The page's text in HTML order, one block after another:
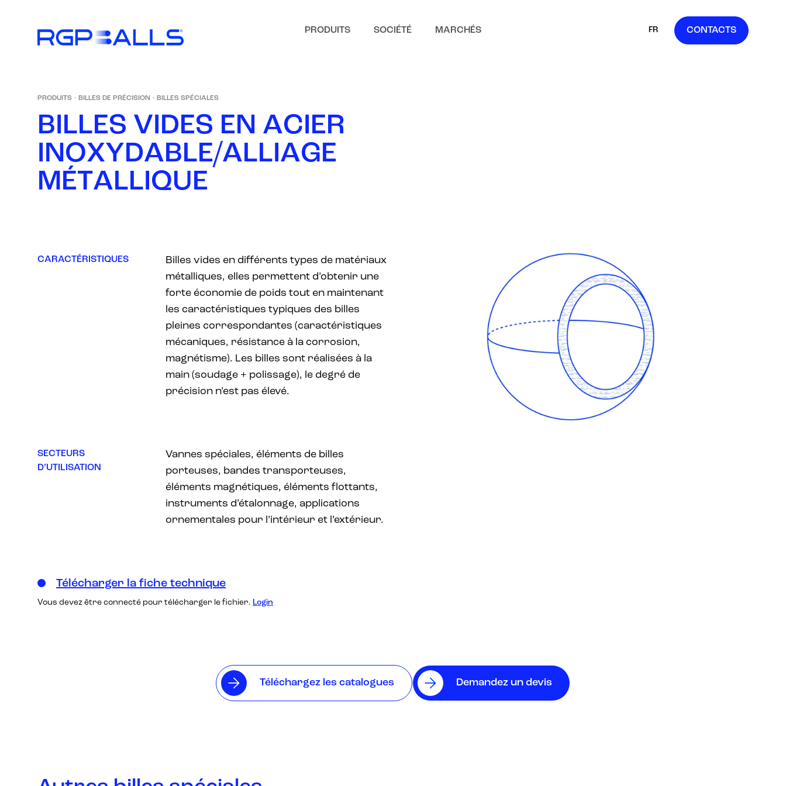
PRODUITS SOCIÉTÉ MARCHÉS FR CONTACTS
PRODUITS · BILLES DE PRÉCISION · BILLES SPÉCIALES
BILLES VIDES EN ACIER
INOXYDABLE/ALLIAGE
MÉTALLIQUE
CARACTÉRISTIQUES
Billes vides en différents types de matériaux
métalliques, elles permettent d’obtenir une
forte économie de poids tout en maintenant
les caractéristiques typiques des billes
pleines correspondantes (caractéristiques
mécaniques, résistance à la corrosion,
magnétisme). Les billes sont réalisées à la
main (soudage + polissage), le degré de
précision n’est pas élevé.
SECTEURS
D’UTILISATION
Vannes spéciales, éléments de billes
porteuses, bandes transporteuses,
éléments magnétiques, éléments flottants,
instruments d’étalonnage, applications
ornementales pour l’intérieur et l’extérieur.
Télécharger la fiche technique
Vous devez être connecté pour télécharger le fichier. Login
Téléchargez les catalogues Demandez un devis